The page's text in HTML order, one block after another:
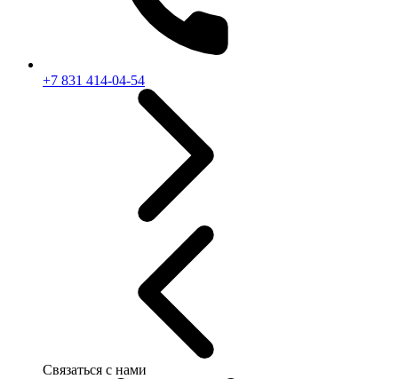
+7 831 414-04-54
Связаться с нами